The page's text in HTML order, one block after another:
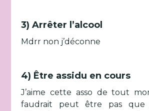
3) Arrêter l’alcool
Mdrr non j’déconne
4) Être assidu en cours
J’aime cette asso de tout
faudrait peut être pas que